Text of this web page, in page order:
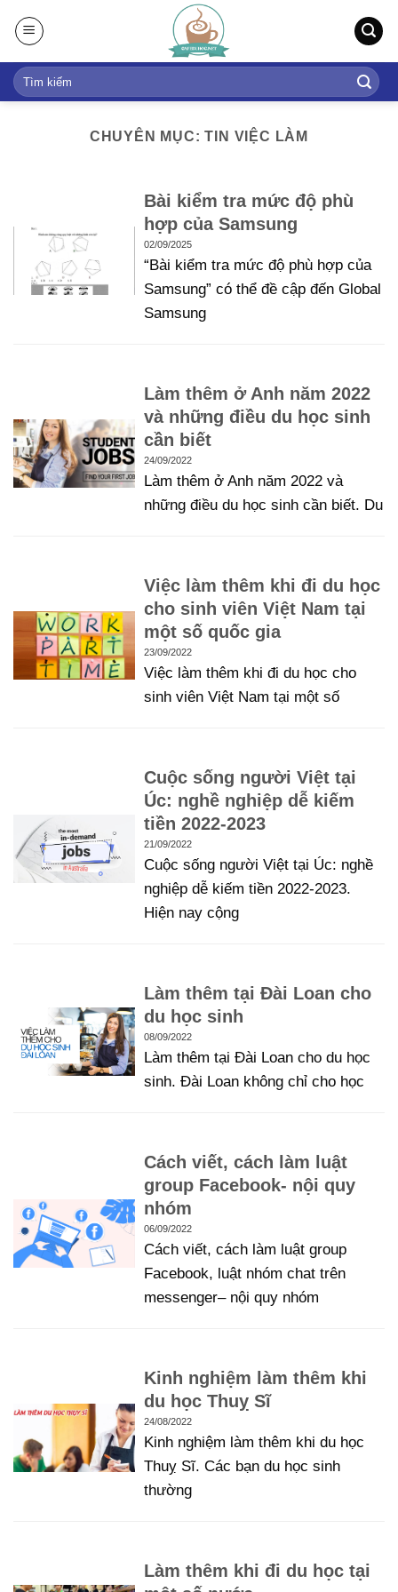
t
CHUYÊN MỤC: TIN VIỆC LÀM
Bài kiểm tra mức độ phù
hợp của Samsung
02/09/2025
“Bài kiểm tra mức độ phù hợp của
Samsung” có thể đề cập đến Global
Samsung
Làm thêm ở Anh năm 2022
và những điều du học sinh
cần biết
24/09/2022
Làm thêm ở Anh năm 2022 và
những điều du học sinh cần biết. Du
Việc làm thêm khi đi du học
cho sinh viên Việt Nam tại
một số quốc gia
23/09/2022
Việc làm thêm khi đi du học cho
sinh viên Việt Nam tại một số
Cuộc sống người Việt tại
Úc: nghề nghiệp dễ kiếm
tiền 2022-2023
21/09/2022
Cuộc sống người Việt tại Úc: nghề
nghiệp dễ kiếm tiền 2022-2023.
Hiện nay cộng
Làm thêm tại Đài Loan cho
du học sinh
08/09/2022
Làm thêm tại Đài Loan cho du học
sinh. Đài Loan không chỉ cho học
Cách viết, cách làm luật
group Facebook- nội quy
nhóm
06/09/2022
Cách viết, cách làm luật group
Facebook, luật nhóm chat trên
messenger– nội quy nhóm
Kinh nghiệm làm thêm khi
du học Thuỵ Sĩ
24/08/2022
Kinh nghiệm làm thêm khi du học
Thuỵ Sĩ. Các bạn du học sinh
thường
Làm thêm khi đi du học tại